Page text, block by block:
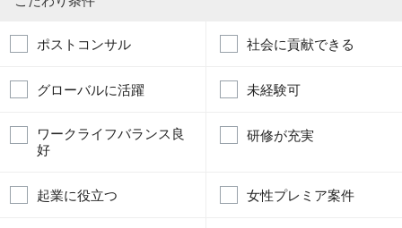
ポストコンサル 社会に貢献できる
グローバルに活躍 未経験可
ワークライフバランス良
好
研修が充実
起業に役立つ 女性プレミア案件